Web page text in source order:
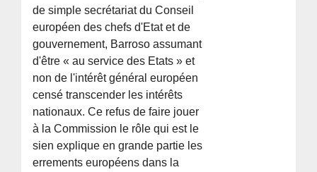
de simple secrétariat du Conseil
européen des chefs d'Etat et de
gouvernement, Barroso assumant
d'être « au service des Etats » et
non de l'intérêt général européen
censé transcender les intérêts
nationaux. Ce refus de faire jouer
à la Commission le rôle qui est le
sien explique en grande partie les
errements européens dans la